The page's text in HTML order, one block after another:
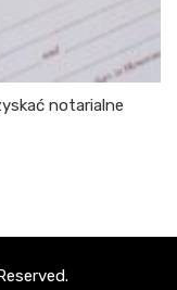
notarialne